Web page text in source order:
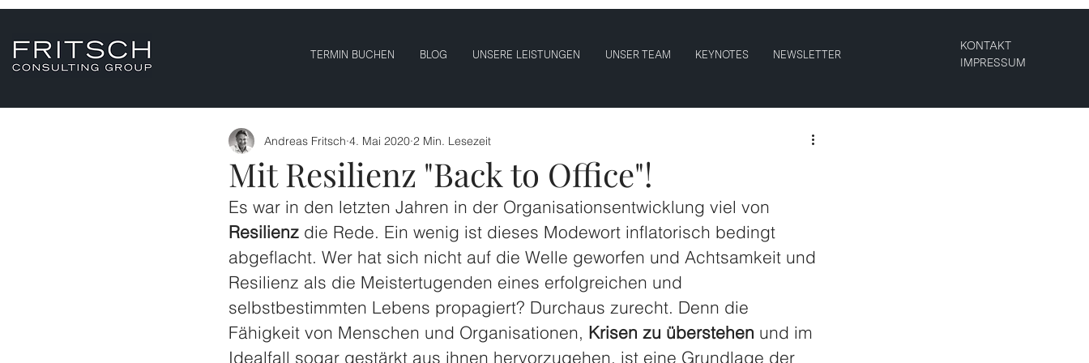
TERMIN BUCHEN BLOG UNSERE LEISTUNGEN UNSER TEAM KEYNOTES NEWSLETTER
KONTAKT
IMPRESSUM
Mit Resilienz "Back to Office"!
Andreas Fritsch 4. Mai 2020 2 Min. Lesezeit
Es war in den letzten Jahren in der Organisationsentwicklung viel von
Resilienz die Rede. Ein wenig ist dieses Modewort inflatorisch bedingt
abgeflacht. Wer hat sich nicht auf die Welle geworfen und Achtsamkeit und
Resilienz als die Meistertugenden eines erfolgreichen und
selbstbestimmten Lebens propagiert? Durchaus zurecht. Denn die
Fähigkeit von Menschen und Organisationen, Krisen zu überstehen und im
Idealfall sogar gestärkt aus ihnen hervorzugehen, ist eine Grundlage der